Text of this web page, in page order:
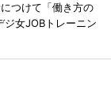
つけて「働き方の
ジ女JOBトレーニン